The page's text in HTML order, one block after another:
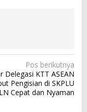
Pos berikutnya
Delegasi KTT ASEAN
Pengisian di SKPLU
Cepat dan Nyaman